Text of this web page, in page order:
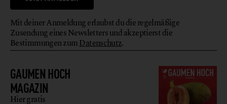
GAUMEN HOCH
MAGAZIN
Hier gratis
Mit deiner Anmeldung erlaubst du die regelmäßige
Zusendung eines Newsletters und akzeptierst die
Bestimmungen zumDatenschutz.